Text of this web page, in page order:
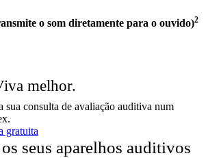
o som diretamente para o ouvido)2
melhor.
sua consulta de avaliação auditiva num
gratuita
seus aparelhos auditivos